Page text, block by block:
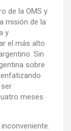
de la OMS y
misión de la
y
el más alto
Sin
sobre
meses